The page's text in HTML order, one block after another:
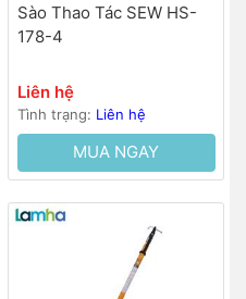
Sào Thao Tác SEW HS-
178-4
Liên hệ
Tình trạng: Liên hệ
MUA NGAY